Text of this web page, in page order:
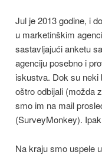
Jul je 2013 godine, i
u marketinškim
sastavljajući anketu
agenciju posebno i
iskustva. Dok su neki
oštro odbijali (možda
smo im na mail
(SurveyMonkey).
Na kraju smo uspele